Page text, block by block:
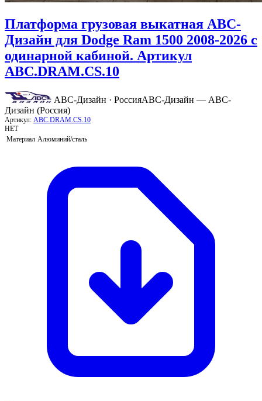
Платформа грузовая выкатная АВС-
Дизайн для Dodge Ram 1500 2008-2026 с
одинарной кабиной. Артикул
ABC.DRAM.CS.10
АВС-Дизайн · РоссияАВС-Дизайн — АВС-
Дизайн (Россия)
Артикул: ABC.DRAM.CS.10
НЕТ
Материал Алюминий/сталь